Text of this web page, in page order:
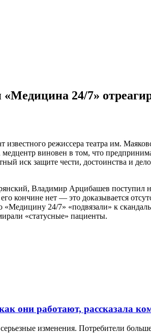
24/7»
режиссера театра им.
виновен в том, что
иск защите чести, достоинства и
Владимир Арцибашев поступил
кончине нет — это доказывается
«Медицину 24/7» «подвязали» к
«статусные» пациенты.
они работают, рассказала
изменения. Потребители